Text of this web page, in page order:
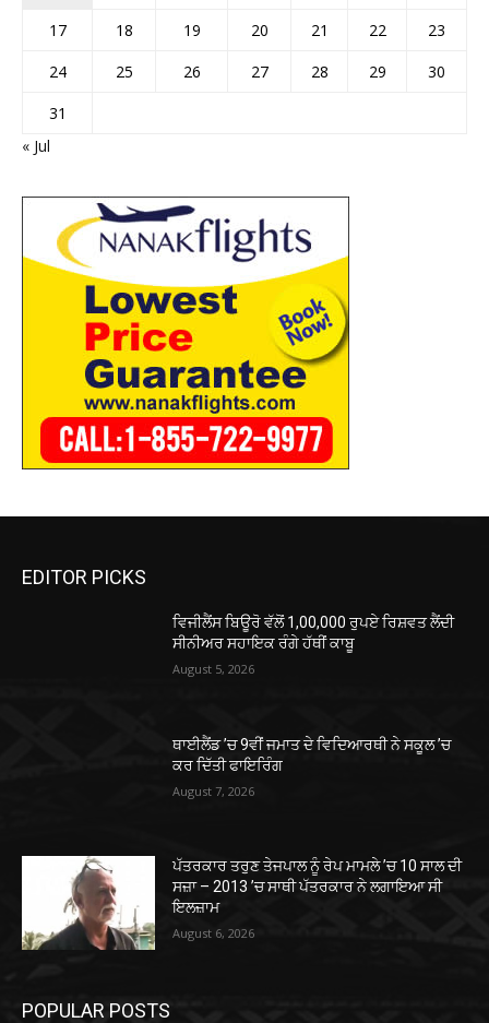
17
18 19 20 21 22
23
24
25 26 27 28 29
30
31
« Jul
EDITOR PICKS
ਵਿਜੀਲੈਂਸ ਬਿਊਰੋ ਵੱਲੋਂ 1,00,000 ਰੁਪਏ ਰਿਸ਼ਵਤ ਲੈਂਦੀ
ਸੀਨੀਅਰ ਸਹਾਇਕ ਰੰਗੇ ਹੱਥੀਂ ਕਾਬੂ
August 5, 2026
ਥਾਈਲੈਂਡ ’ਚ 9ਵੀਂ ਜਮਾਤ ਦੇ ਵਿਦਿਆਰਥੀ ਨੇ ਸਕੂਲ ’ਚ
ਕਰ ਦਿੱਤੀ ਫਾਇਰਿੰਗ
August 7, 2026
ਪੱਤਰਕਾਰ ਤਰੁਣ ਤੇਜਪਾਲ ਨੂੰ ਰੇਪ ਮਾਮਲੇ ’ਚ 10 ਸਾਲ ਦੀ
ਸਜ਼ਾ – 2013 ’ਚ ਸਾਥੀ ਪੱਤਰਕਾਰ ਨੇ ਲਗਾਇਆ ਸੀ
ਇਲਜ਼ਾਮ
August 6, 2026
POPULAR POSTS